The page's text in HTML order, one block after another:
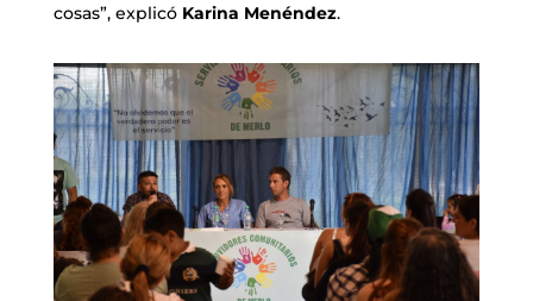
cosas”, explicó Karina Menéndez.